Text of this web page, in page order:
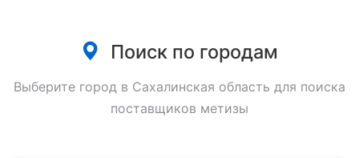
Поиск по городам
Выберите город в Сахалинская область для поиска
поставщиков метизы